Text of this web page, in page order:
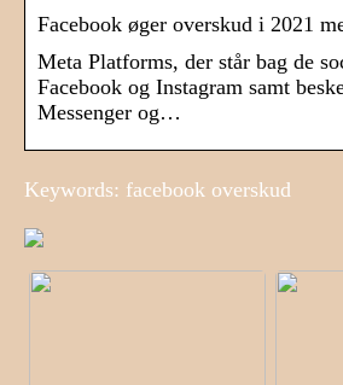
Facebook øger overskud i 2021
Meta Platforms, der står bag de
Facebook og Instagram samt
Messenger og…
Keywords: facebook overskud